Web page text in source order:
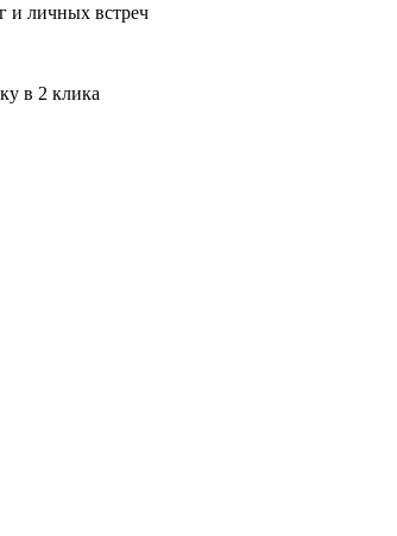
и личных встреч
в 2 клика